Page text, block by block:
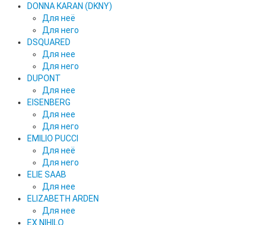
DONNA KARAN (DKNY)
Для неё
Для него
DSQUARED
Для нее
Для него
DUPONT
Для нее
EISENBERG
Для нее
Для него
EMILIO PUCCI
Для неё
Для него
ELIE SAAB
Для нее
ELIZABETH ARDEN
Для нее
EX NIHILO